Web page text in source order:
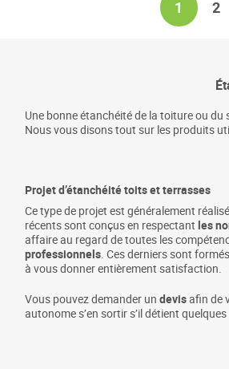
You're
1 2
Une bonne étanchéité de la toiture ou
Nous vous disons tout sur les produits
Projet d’étanchéité toits et terrasses
Ce type de projet est généralement
récents sont conçus en respectant les
affaire au regard de toutes les
professionnels. Ces derniers sont
à vous donner entièrement satisfaction.
Vous pouvez demander un devisafin de
autonome s’en sortir s’il détient quelques